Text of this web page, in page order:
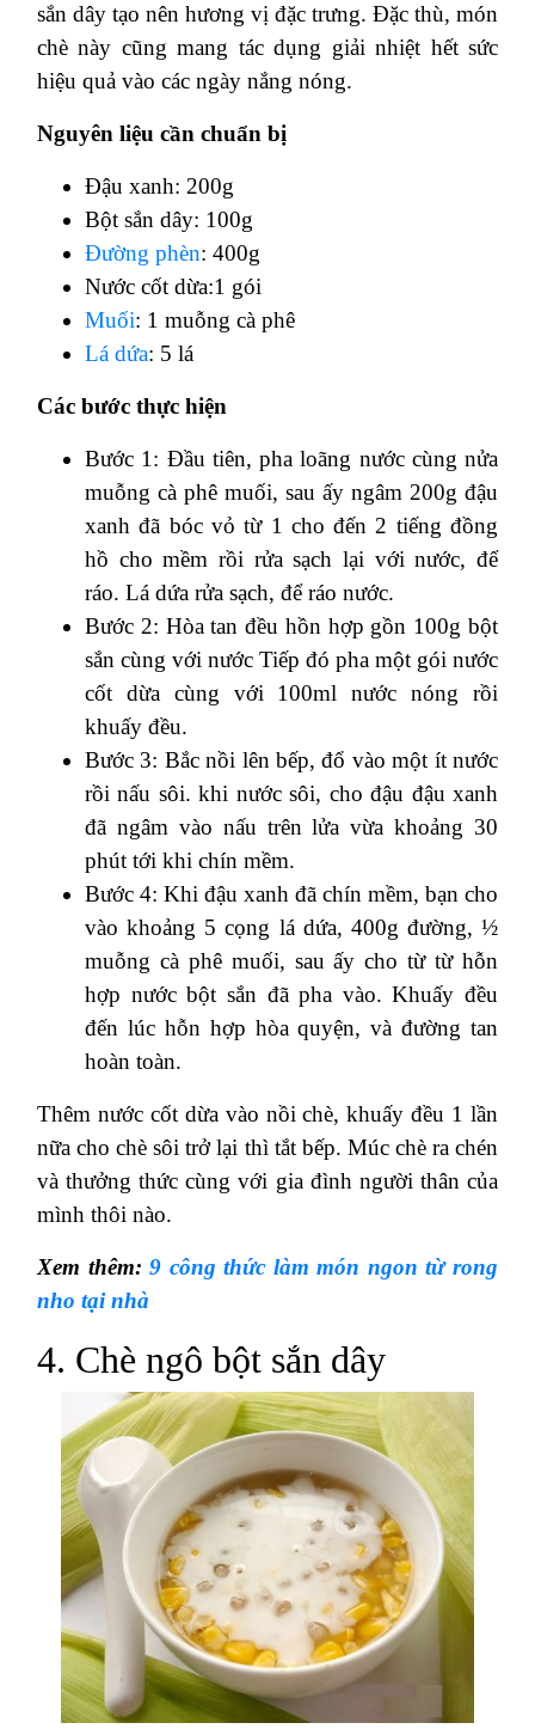
sắn dây tạo nên hương vị đặc trưng. Đặc thù, món
chè này cũng mang tác dụng giải nhiệt hết sức
hiệu quả vào các ngày nắng nóng.
Nguyên liệu cần chuẩn bị
Đậu xanh: 200g
Bột sắn dây: 100g
Đường phèn: 400g
Nước cốt dừa:1 gói
Muối: 1 muỗng cà phê
Lá dứa: 5 lá
Các bước thực hiện
Bước 1: Đầu tiên, pha loãng nước cùng nửa
muỗng cà phê muối, sau ấy ngâm 200g đậu
xanh đã bóc vỏ từ 1 cho đến 2 tiếng đồng
hồ cho mềm rồi rửa sạch lại với nước, để
ráo. Lá dứa rửa sạch, để ráo nước.
Bước 2: Hòa tan đều hồn hợp gồn 100g bột
sắn cùng với nước Tiếp đó pha một gói nước
cốt dừa cùng với 100ml nước nóng rồi
khuấy đều.
Bước 3: Bắc nồi lên bếp, đổ vào một ít nước
rồi nấu sôi. khi nước sôi, cho đậu đậu xanh
đã ngâm vào nấu trên lửa vừa khoảng 30
phút tới khi chín mềm.
Bước 4: Khi đậu xanh đã chín mềm, bạn cho
vào khoảng 5 cọng lá dứa, 400g đường, ½
muỗng cà phê muối, sau ấy cho từ từ hỗn
hợp nước bột sắn đã pha vào. Khuấy đều
đến lúc hỗn hợp hòa quyện, và đường tan
hoàn toàn.
Thêm nước cốt dừa vào nồi chè, khuấy đều 1 lần
nữa cho chè sôi trở lại thì tắt bếp. Múc chè ra chén
và thưởng thức cùng với gia đình người thân của
mình thôi nào.
Xem thêm: 9 công thức làm món ngon từ rong
nho tại nhà
4. Chè ngô bột sắn dây